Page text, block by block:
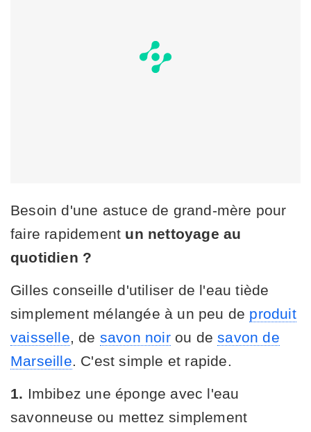
Besoin d'une astuce de grand-mère pour
faire rapidement un nettoyage au
quotidien ?
Gilles conseille d'utiliser de l'eau tiède
simplement mélangée à un peu de produit
vaisselle, de savon noirou desavon de
Marseille. C'est simple et rapide.
1. Imbibez une éponge avec l'eau
savonneuse ou mettez simplement